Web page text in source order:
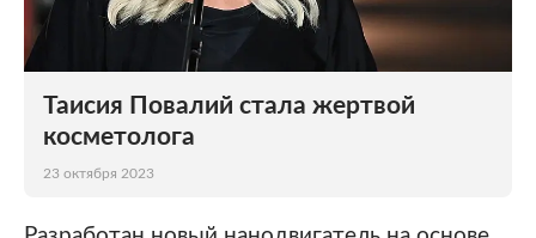
Таисия Повалий стала жертвой
косметолога
23 октября 2023